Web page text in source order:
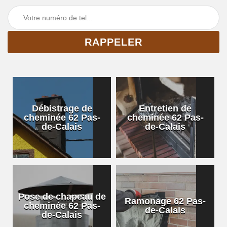
Débistrage de
cheminée 62 Pas-
de-Calais
Entretien de
cheminée 62 Pas-
de-Calais
Pose de chapeau de
cheminée 62 Pas-
de-Calais
Ramonage 62 Pas-
de-Calais